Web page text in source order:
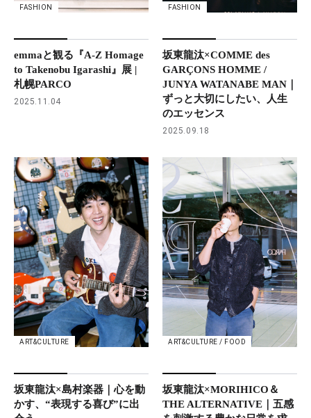
FASHION
emmaと観る『A-Z Homage
to Takenobu Igarashi』展 |
札幌PARCO
2025.11.04
FASHION
坂東龍汰×COMME des
GARÇONS HOMME /
JUNYA WATANABE MAN｜
ずっと大切にしたい、人生
のエッセンス
2025.09.18
ART&CULTURE
坂東龍汰×島村楽器｜心を動
かす、“表現する喜び”に出
ART&CULTURE / FOOD
坂東龍汰×MORIHICO＆
THE ALTERNATIVE｜五感